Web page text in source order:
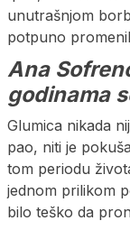
unutrašnjom
potpuno
Ana
godinama
Glumica nikada
pao, niti je
tom periodu
jednom prilikom
bilo teško da